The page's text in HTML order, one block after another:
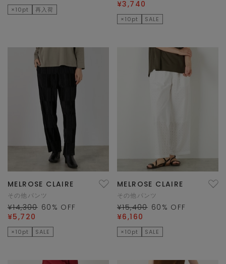
×10pt 再入荷
¥3,740
×10pt SALE
MELROSE CLAIRE
その他パンツ
¥14,300 60 % OFF
¥5,720
×10pt SALE
MELROSE CLAIRE
その他パンツ
¥15,400 60 % OFF
¥6,160
×10pt SALE